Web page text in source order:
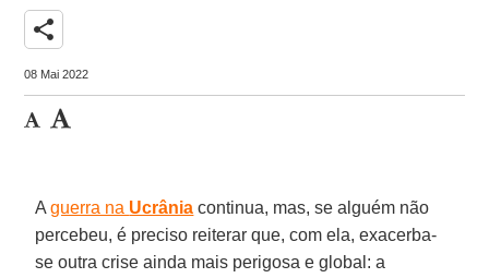
share
08 Mai 2022
Aguerra na Ucrânia continua, mas, se alguém não
percebeu, é preciso reiterar que, com ela, exacerba-
se outra crise ainda mais perigosa e global: a